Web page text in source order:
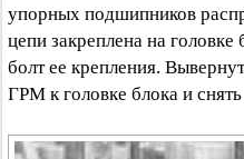
упорных подшипников
цепи закреплена на
болт ее крепления.
ГРМ к головке блока и